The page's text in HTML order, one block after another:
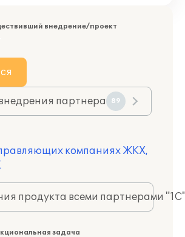
внедрение/проект
партнера 89
компаниях ЖКХ,
продукта всеми партнерами
задача